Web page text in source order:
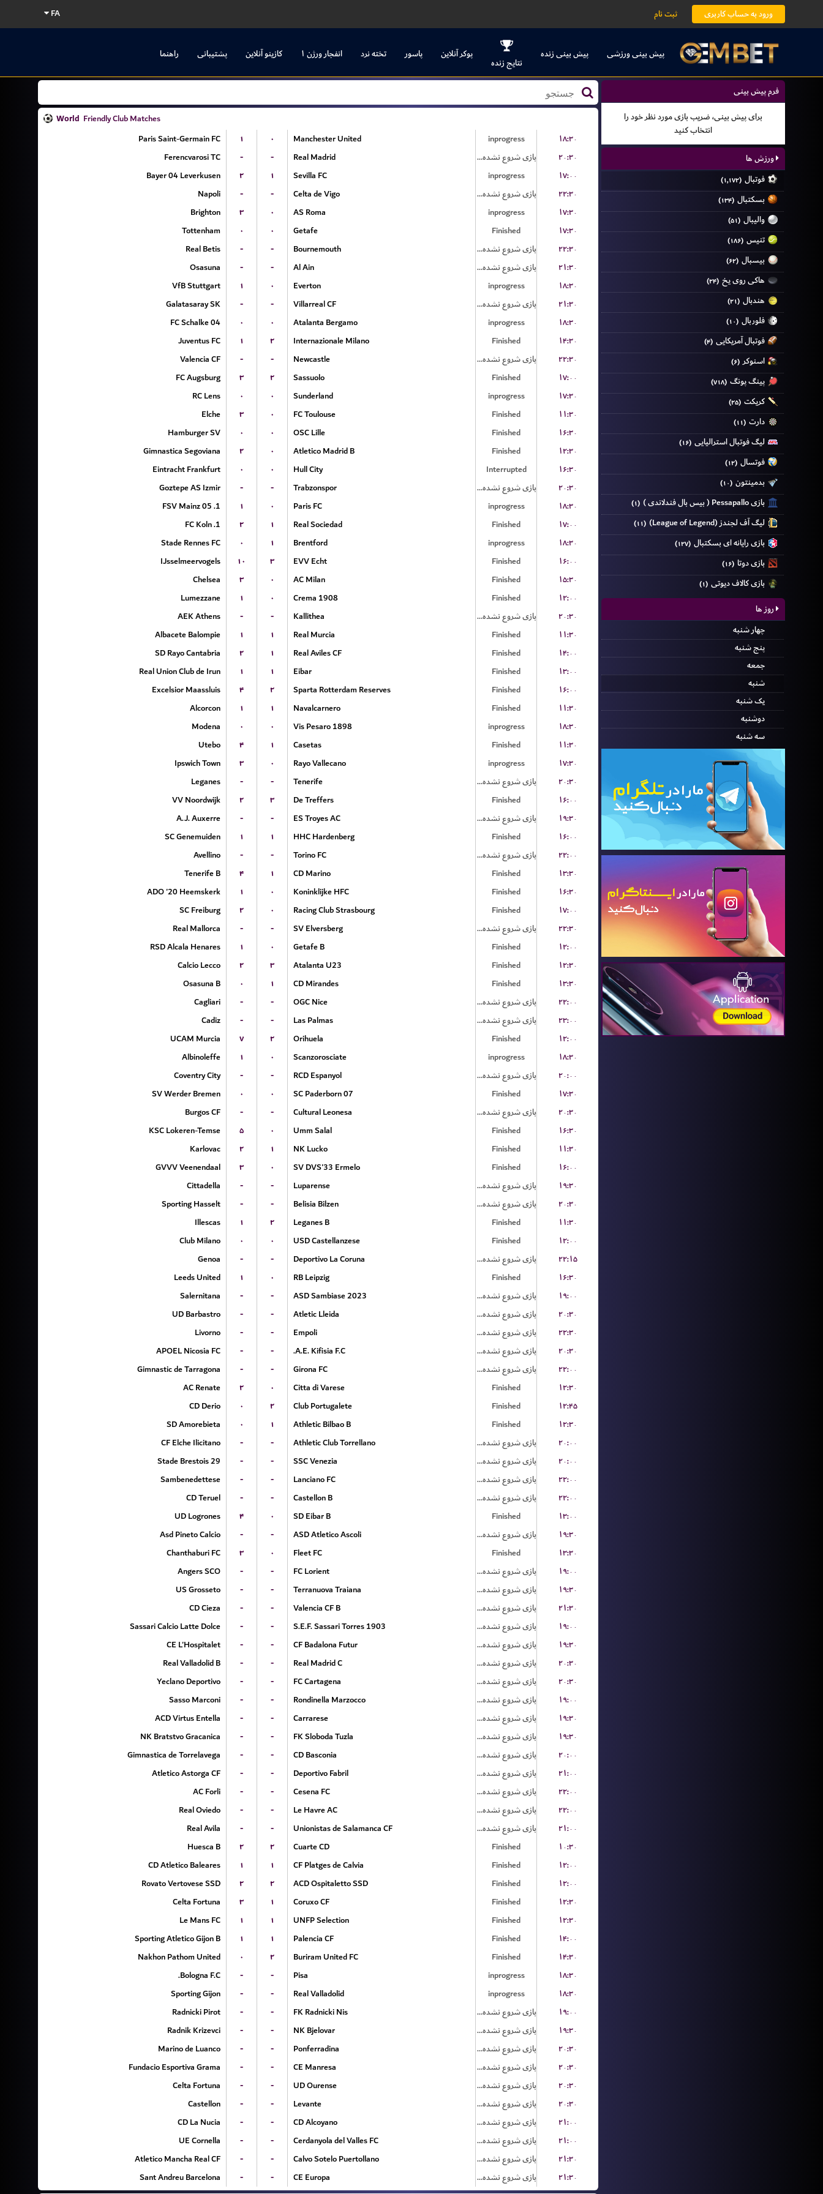
FA ورود به حساب کاربری ثبت نام
پیش بینی ورزشی پیش بینی زنده
نتایج زنده
پوکر آنلاین پاسور تخته نرد انفجار ورژن ۱ کازینو آنلاین پشتیبانی راهنما
فرم پیش بینی
برای پیش بینی، ضریب بازی مورد نظر خود را
انتخاب کنید
ورزش ها
فوتبال (۱,۱۷۲)
بسکتبال (۱۳۴)
والیبال (۵۱)
تنیس (۱۸۶)
بیسبال (۶۲)
هاکی روی یخ (۲۴)
هندبال (۲۱)
فلوربال (۱۰)
فوتبال آمریکایی (۴)
اسنوکر (۶)
پینگ پونگ (۷۱۸)
کریکت (۲۵)
دارت (۱۱)
لیگ فوتبال استرالیایی (۱۶)
فوتسال (۱۲)
بدمینتون (۱۰)
بازی Pessapallo ( بیس بال فندلاندی ) (۱)
لیگ آف لجندز (League of Legend) (۱۱)
بازی رایانه ای بسکتبال (۱۲۷)
بازی دوتا (۱۶)
بازی کالاف دیوتی (۱)
روز ها
چهار شنبه
پنج شنبه
جمعه
شنبه
یک شنبه
دوشنبه
سه شنبه
World Friendly Club Matches
Paris Saint-Germain FC
۱ ۰ Manchester United inprogress
۱۸:۳۰
Ferencvarosi TC
- - Real Madrid بازی شروع نشده است
۲۰:۳۰
Bayer 04 Leverkusen
۲ ۱ Sevilla FC inprogress
۱۷:۰۰
Napoli
- - Celta de Vigo بازی شروع نشده است
۲۲:۳۰
Brighton
۳ ۰ AS Roma inprogress
۱۷:۳۰
Tottenham
۰ ۰ Getafe Finished
۱۷:۳۰
Real Betis
- - Bournemouth بازی شروع نشده است
۲۲:۳۰
Osasuna
- - Al Ain بازی شروع نشده است
۲۱:۳۰
VfB Stuttgart
۱ ۰ Everton inprogress
۱۸:۳۰
Galatasaray SK
- - Villarreal CF بازی شروع نشده است
۲۱:۳۰
FC Schalke 04
۰ ۰ Atalanta Bergamo inprogress
۱۸:۳۰
Juventus FC
۱ ۲ Internazionale Milano Finished
۱۴:۳۰
Valencia CF
- - Newcastle بازی شروع نشده است
۲۲:۳۰
FC Augsburg
۳ ۲ Sassuolo Finished
۱۷:۰۰
RC Lens
۰ ۰ Sunderland inprogress
۱۷:۳۰
Elche
۳ ۰ FC Toulouse Finished
۱۱:۳۰
Hamburger SV
۰ ۰ OSC Lille Finished
۱۶:۳۰
Gimnastica Segoviana
۲ ۰ Atletico Madrid B Finished
۱۲:۳۰
Eintracht Frankfurt
۰ ۰ Hull City Interrupted
۱۶:۳۰
Goztepe AS Izmir
- - Trabzonspor بازی شروع نشده است
۲۰:۳۰
1. FSV Mainz 05
۱ ۰ Paris FC inprogress
۱۸:۳۰
1. FC Koln
۲ ۱ Real Sociedad Finished
۱۷:۰۰
Stade Rennes FC
۰ ۱ Brentford inprogress
۱۸:۳۰
IJsselmeervogels
۱۰ ۳ EVV Echt Finished
۱۶:۰۰
Chelsea
۳ ۰ AC Milan Finished
۱۵:۳۰
Lumezzane
۱ ۰ Crema 1908 Finished
۱۲:۰۰
AEK Athens
- - Kallithea بازی شروع نشده است
۲۰:۳۰
Albacete Balompie
۱ ۱ Real Murcia Finished
۱۱:۳۰
SD Rayo Cantabria
۲ ۱ Real Aviles CF Finished
۱۴:۰۰
Real Union Club de Irun
۱ ۱ Eibar Finished
۱۳:۰۰
Excelsior Maassluis
۴ ۲ Sparta Rotterdam Reserves Finished
۱۶:۰۰
Alcorcon
۱ ۱ Navalcarnero Finished
۱۱:۳۰
Modena
۰ ۰ Vis Pesaro 1898 inprogress
۱۸:۳۰
Utebo
۴ ۱ Casetas Finished
۱۱:۳۰
Ipswich Town
۳ ۰ Rayo Vallecano inprogress
۱۷:۳۰
Leganes
- - Tenerife بازی شروع نشده است
۲۰:۳۰
VV Noordwijk
۲ ۳ De Treffers Finished
۱۶:۰۰
A.J. Auxerre
- - ES Troyes AC بازی شروع نشده است
۱۹:۳۰
SC Genemuiden
۱ ۱ HHC Hardenberg Finished
۱۶:۰۰
Avellino
- - Torino FC بازی شروع نشده است
۲۲:۰۰
Tenerife B
۴ ۱ CD Marino Finished
۱۳:۳۰
ADO '20 Heemskerk
۱ ۰ Koninklijke HFC Finished
۱۶:۳۰
SC Freiburg
۲ ۰ Racing Club Strasbourg Finished
۱۷:۰۰
Real Mallorca
- - SV Elversberg بازی شروع نشده است
۲۲:۳۰
RSD Alcala Henares
۱ ۰ Getafe B Finished
۱۲:۰۰
Calcio Lecco
۲ ۳ Atalanta U23 Finished
۱۲:۳۰
Osasuna B
۰ ۱ CD Mirandes Finished
۱۳:۳۰
Cagliari
- - OGC Nice بازی شروع نشده است
۲۲:۰۰
Cadiz
- - Las Palmas بازی شروع نشده است
۲۳:۰۰
UCAM Murcia
۷ ۲ Orihuela Finished
۱۲:۰۰
Albinoleffe
۱ ۰ Scanzorosciate inprogress
۱۸:۳۰
Coventry City
- - RCD Espanyol بازی شروع نشده است
۲۰:۰۰
SV Werder Bremen
۰ ۰ SC Paderborn 07 Finished
۱۷:۳۰
Burgos CF
- - Cultural Leonesa بازی شروع نشده است
۲۰:۳۰
KSC Lokeren-Temse
۵ ۰ Umm Salal Finished
۱۶:۳۰
Karlovac
۲ ۱ NK Lucko Finished
۱۱:۳۰
GVVV Veenendaal
۳ ۰ SV DVS'33 Ermelo Finished
۱۶:۰۰
Cittadella
- - Luparense بازی شروع نشده است
۱۹:۳۰
Sporting Hasselt
- - Belisia Bilzen بازی شروع نشده است
۲۰:۳۰
Illescas
۱ ۲ Leganes B Finished
۱۱:۳۰
Club Milano
۰ ۰ USD Castellanzese Finished
۱۲:۰۰
Genoa
- - Deportivo La Coruna بازی شروع نشده است
۲۲:۱۵
Leeds United
۱ ۰ RB Leipzig Finished
۱۶:۳۰
Salernitana
- - ASD Sambiase 2023 بازی شروع نشده است
۱۹:۰۰
UD Barbastro
- - Atletic Lleida بازی شروع نشده است
۲۰:۳۰
Livorno
- - Empoli بازی شروع نشده است
۲۲:۳۰
APOEL Nicosia FC
- - A.E. Kifisia F.C. بازی شروع نشده است
۲۰:۳۰
Gimnastic de Tarragona
- - Girona FC بازی شروع نشده است
۲۲:۰۰
AC Renate
۲ ۰ Citta di Varese Finished
۱۲:۳۰
CD Derio
۰ ۲ Club Portugalete Finished
۱۲:۴۵
SD Amorebieta
۰ ۱ Athletic Bilbao B Finished
۱۲:۳۰
CF Elche Ilicitano
- - Athletic Club Torrellano بازی شروع نشده است
۲۰:۰۰
Stade Brestois 29
- - SSC Venezia بازی شروع نشده است
۲۰:۰۰
Sambenedettese
- - Lanciano FC بازی شروع نشده است
۲۲:۰۰
CD Teruel
- - Castellon B بازی شروع نشده است
۲۲:۰۰
UD Logrones
۴ ۰ SD Eibar B Finished
۱۳:۰۰
Asd Pineto Calcio
- - ASD Atletico Ascoli بازی شروع نشده است
۱۹:۳۰
Chanthaburi FC
۳ ۰ Fleet FC Finished
۱۳:۳۰
Angers SCO
- - FC Lorient بازی شروع نشده است
۱۹:۰۰
US Grosseto
- - Terranuova Traiana بازی شروع نشده است
۱۹:۳۰
CD Cieza
- - Valencia CF B بازی شروع نشده است
۲۱:۳۰
Sassari Calcio Latte Dolce
- - S.E.F. Sassari Torres 1903 بازی شروع نشده است
۱۹:۰۰
CE L'Hospitalet
- - CF Badalona Futur بازی شروع نشده است
۱۹:۳۰
Real Valladolid B
- - Real Madrid C بازی شروع نشده است
۲۰:۳۰
Yeclano Deportivo
- - FC Cartagena بازی شروع نشده است
۲۰:۳۰
Sasso Marconi
- - Rondinella Marzocco بازی شروع نشده است
۱۹:۰۰
ACD Virtus Entella
- - Carrarese بازی شروع نشده است
۱۹:۳۰
NK Bratstvo Gracanica
- - FK Sloboda Tuzla بازی شروع نشده است
۱۹:۳۰
Gimnastica de Torrelavega
- - CD Basconia بازی شروع نشده است
۲۰:۰۰
Atletico Astorga CF
- - Deportivo Fabril بازی شروع نشده است
۲۱:۰۰
AC Forli
- - Cesena FC بازی شروع نشده است
۲۲:۰۰
Real Oviedo
- - Le Havre AC بازی شروع نشده است
۲۲:۰۰
Real Avila
- - Unionistas de Salamanca CF بازی شروع نشده است
۲۱:۰۰
Huesca B
۲ ۲ Cuarte CD Finished
۱۰:۳۰
CD Atletico Baleares
۱ ۱ CF Platges de Calvia Finished
۱۲:۰۰
Rovato Vertovese SSD
۲ ۲ ACD Ospitaletto SSD Finished
۱۲:۰۰
Celta Fortuna
۳ ۱ Coruxo CF Finished
۱۲:۳۰
Le Mans FC
۱ ۱ UNFP Selection Finished
۱۲:۳۰
Sporting Atletico Gijon B
۱ ۱ Palencia CF Finished
۱۴:۰۰
Nakhon Pathom United
۰ ۲ Buriram United FC Finished
۱۴:۳۰
Bologna F.C.
- - Pisa inprogress
۱۸:۳۰
Sporting Gijon
- - Real Valladolid inprogress
۱۸:۳۰
Radnicki Pirot
- - FK Radnicki Nis بازی شروع نشده است
۱۹:۰۰
Radnik Krizevci
- - NK Bjelovar بازی شروع نشده است
۱۹:۳۰
Marino de Luanco
- - Ponferradina بازی شروع نشده است
۲۰:۳۰
Fundacio Esportiva Grama
- - CE Manresa بازی شروع نشده است
۲۰:۳۰
Celta Fortuna
- - UD Ourense بازی شروع نشده است
۲۰:۳۰
Castellon
- - Levante بازی شروع نشده است
۲۰:۳۰
CD La Nucia
- - CD Alcoyano بازی شروع نشده است
۲۱:۰۰
UE Cornella
- - Cerdanyola del Valles FC بازی شروع نشده است
۲۱:۰۰
Atletico Mancha Real CF
- - Calvo Sotelo Puertollano بازی شروع نشده است
۲۱:۳۰
Sant Andreu Barcelona
- - CE Europa بازی شروع نشده است ۲۱:۳۰